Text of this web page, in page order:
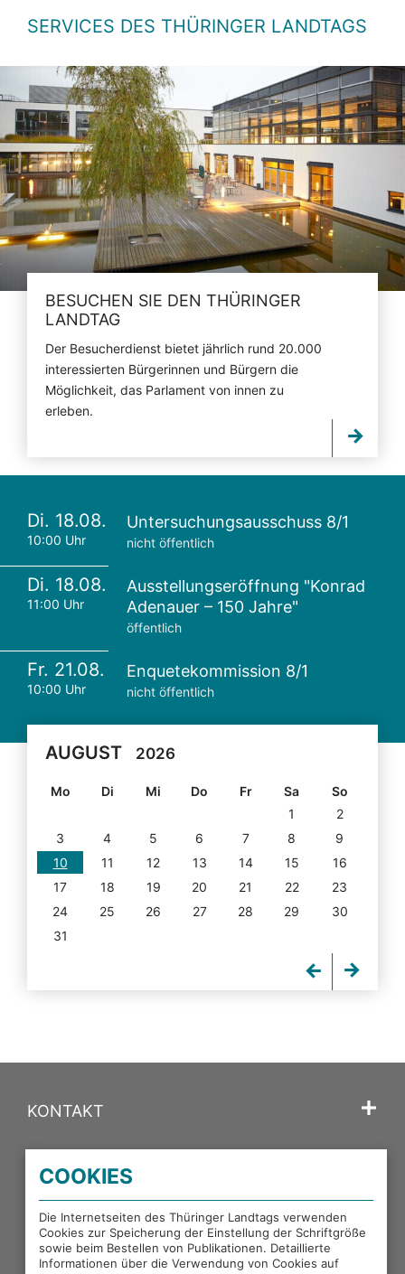
SERVICES DES THÜRINGER LANDTAGS
BESUCHEN SIE DEN THÜRINGER
LANDTAG
Der Besucherdienst bietet jährlich rund 20.000
interessierten Bürgerinnen und Bürgern die
Möglichkeit, das Parlament von innen zu
erleben.
Di. 18.08.
10:00 Uhr
Untersuchungsausschuss 8/1
nicht öffentlich
Di. 18.08.
11:00 Uhr
Ausstellungseröffnung "Konrad
Adenauer – 150 Jahre"
öffentlich
Fr. 21.08.
10:00 Uhr
Enquetekommission 8/1
nicht öffentlich
AUGUST 2026
Mo Di Mi Do Fr Sa
So
1
2
3
4 5 6 7 8
9
10
11 12 13 14 15
16
17
18 19 20 21 22
23
24
25 26 27 28 29
30
31
KONTAKT
PORTALE DES THÜRINGER LANDTAGS
EXTERNE LINKS
COOKIES
Die Internetseiten des Thüringer Landtags verwenden
Cookies zur Speicherung der Einstellung der Schriftgröße
sowie beim Bestellen von Publikationen. Detaillierte
Informationen über die Verwendung von Cookies auf